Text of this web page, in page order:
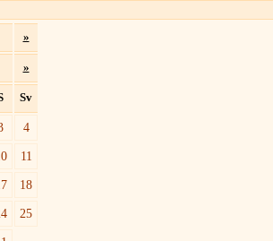
»
»
Sv
4
11
18
25